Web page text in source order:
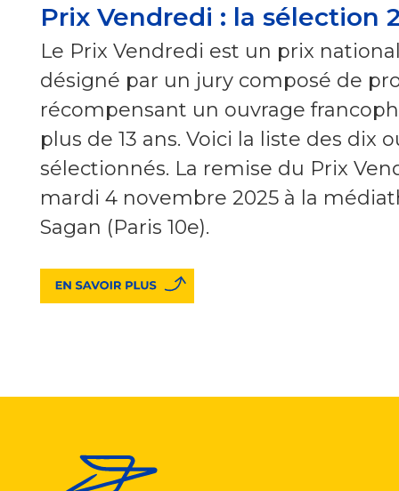
Prix Vendredi : la sélection
Le Prix Vendredi est un prix
désigné par un jury composé de
récompensant un ouvrage
plus de 13 ans. Voici la liste des dix
sélectionnés. La remise du Prix
mardi 4 novembre 2025 à la
Sagan (Paris 10e).